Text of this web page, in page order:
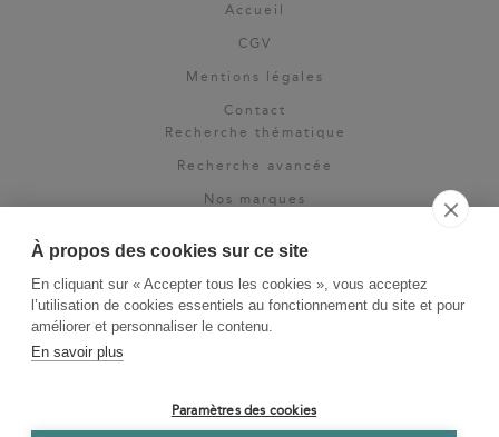
À propos des cookies sur ce site
En cliquant sur « Accepter tous les cookies », vous acceptez
l’utilisation de cookies essentiels au fonctionnement du site et pour
améliorer et personnaliser le contenu.
En savoir plus
Paramètres des cookies
Accueil
CGV
Mentions légales
Contact
Recherche thématique
Recherche avancée
Nos marques
Espace pro
Newsletter
La Vie des Classiques